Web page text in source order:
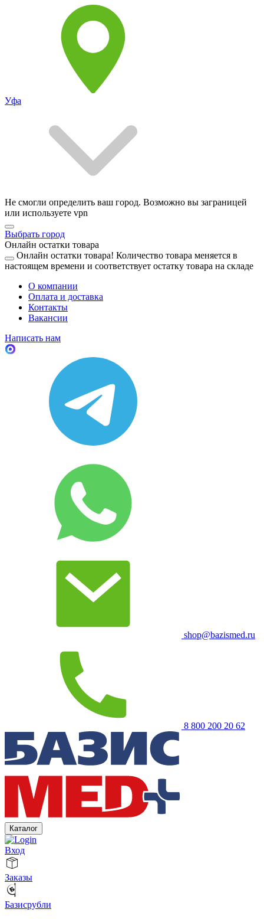
Уфа
Не смогли определить ваш город. Возможно вы заграницей
или используете vpn
Выбрать город
Онлайн остатки товара
Онлайн остатки товара! Количество товара меняется в
настоящем времени и соответствует остатку товара на складе
О компании
Оплата и доставка
Контакты
Вакансии
Написать нам
shop@bazismed.ru
8 800 200 20 62
Каталог
Вход
Заказы
Базисрубли